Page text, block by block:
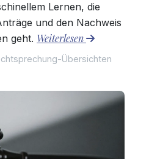
Lernen, die
und den Nachweis
geht. Weiterlesen
Übersichten